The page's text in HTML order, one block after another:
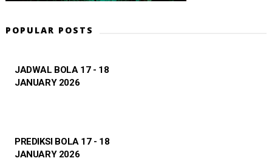
POPULAR POSTS
JADWAL BOLA 17 - 18
JANUARY 2026
PREDIKSI BOLA 17 - 18
JANUARY 2026